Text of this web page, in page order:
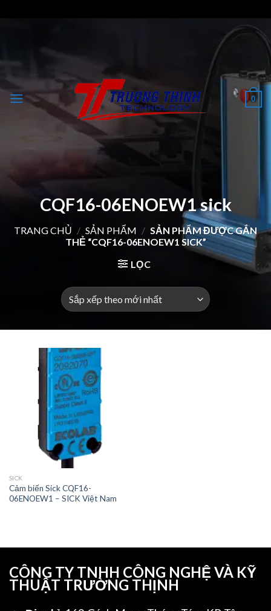
0
CQF16-06ENOEW1 sick
TRANG CHỦ / SẢN PHẨM / SẢN PHẨM ĐƯỢC GẮN
THẺ “CQF16-06ENOEW1 SICK”
LỌC
SICK
Cảm biến Sick CQF16-
06ENOEW1 – SICK Việt Nam
CÔNG TY TNHH CÔNG NGHỆ VÀ KỸ
THUẬT TRƯỜNG THỊNH